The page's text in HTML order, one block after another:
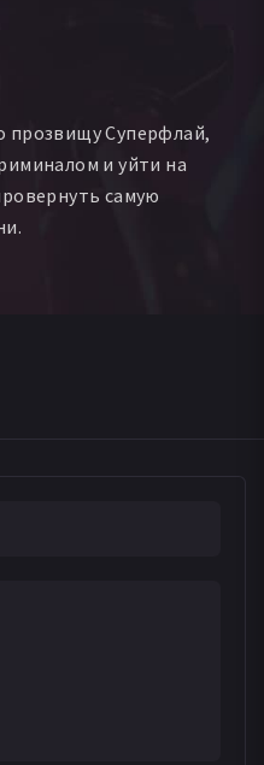
прозвищу Суперфлай,
и уйти на
самую